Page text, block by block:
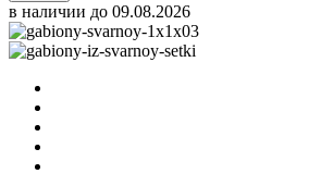
в наличии до 09.08.2026